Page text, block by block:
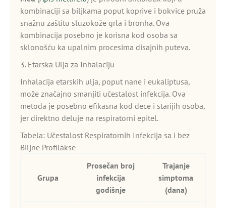
kombinaciji sa biljkama poput koprive i bokvice pruža
snažnu zaštitu sluzokože grla i bronha. Ova
kombinacija posebno je korisna kod osoba sa
sklonošću ka upalnim procesima disajnih puteva.
3. Etarska Ulja za Inhalaciju
Inhalacija etarskih ulja, poput nane i eukaliptusa,
može značajno smanjiti učestalost infekcija. Ova
metoda je posebno efikasna kod dece i starijih osoba,
jer direktno deluje na respiratorni epitel.
Tabela: Učestalost Respiratornih Infekcija sa i bez
Biljne Profilakse
Grupa
Prosečan broj
infekcija
godišnje
Trajanje
simptoma
(dana)